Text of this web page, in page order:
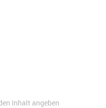
Inhalt angeben